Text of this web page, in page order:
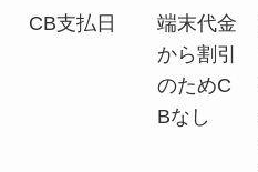
CB支払日
端末代金
から割引
のためC
Bなし